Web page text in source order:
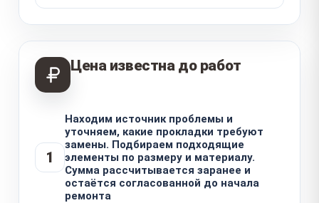
Цена известна до работ
1
Находим источник проблемы и
уточняем, какие прокладки требуют
замены. Подбираем подходящие
элементы по размеру и материалу.
Сумма рассчитывается заранее и
остаётся согласованной до начала
ремонта